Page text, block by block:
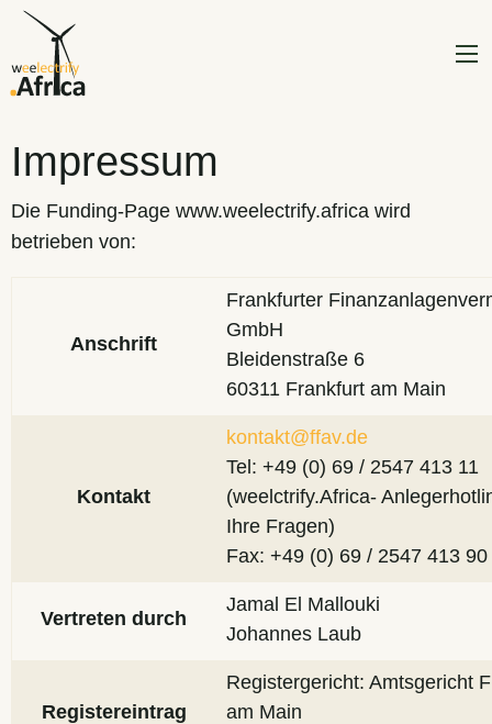
Impressum
Die Funding-Page www.weelectrify.africa wird
betrieben von:
Anschrift
Frankfurter
GmbH
Bleidenstraße 6
60311 Frankfurt am Main
Kontakt
kontakt@ffav.de
Tel: +49 (0) 69 / 2547 413 11
(weelctrify.Africa-
Ihre Fragen)
Fax: +49 (0) 69 / 2547 413 90
Vertreten durch
Jamal El Mallouki
Johannes Laub
Registereintrag
Registergericht: Amtsgericht
am Main